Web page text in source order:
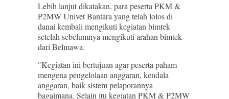
Lebih lanjut dikatakan, para peserta PKM &
P2MW Univet Bantara yang telah lolos di
danai kembali mengikuti kegiatan bimtek
setelah sebelumnya mengikuti arahan bimtek
dari Belmawa.
"Kegiatan ini bertujuan agar peserta paham
mengena pengelolaan anggaran, kendala
anggaran, baik sistem pelaporannya
bagaimana. Selain itu kegiatan PKM & P2MW